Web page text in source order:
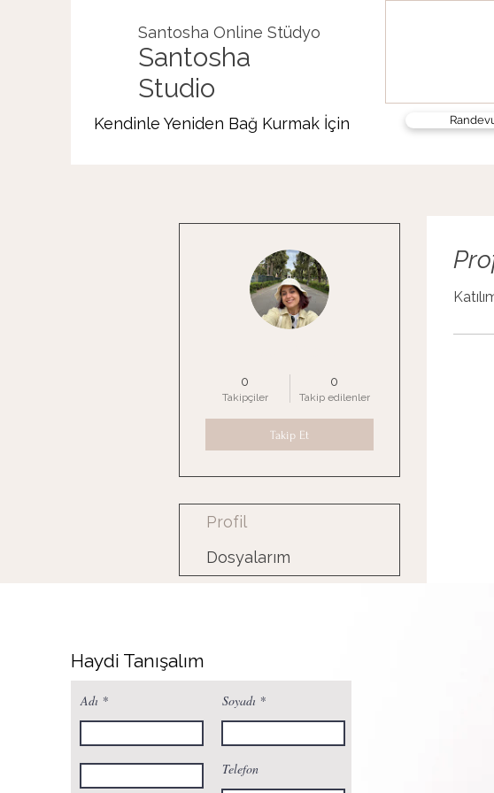
Santosha Online Stüdyo
Santosha
Studio
Kendinle Yeniden Bağ Kurmak İçin
0
Takipçiler
0
Takip edilenler
Takip Et
Profil
Dosyalarım
Haydi Tanışalım
Adı Soyadı
Telefon